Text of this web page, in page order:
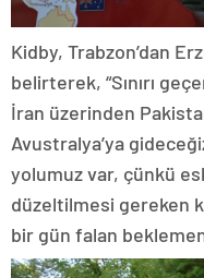
Kidby, Trabzon’dan
belirterek, “Sınırı
İran üzerinden
Avustralya’ya
yolumuz var, çünkü
düzeltilmesi gereken
bir gün falan